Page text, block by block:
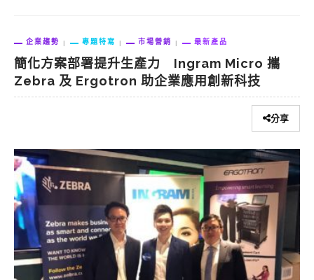
企業趨勢 專題特寫 市場營銷 最新產品
簡化方案部署提升生產力 Ingram Micro 攜
Zebra 及 Ergotron 助企業應用創新科技
分享